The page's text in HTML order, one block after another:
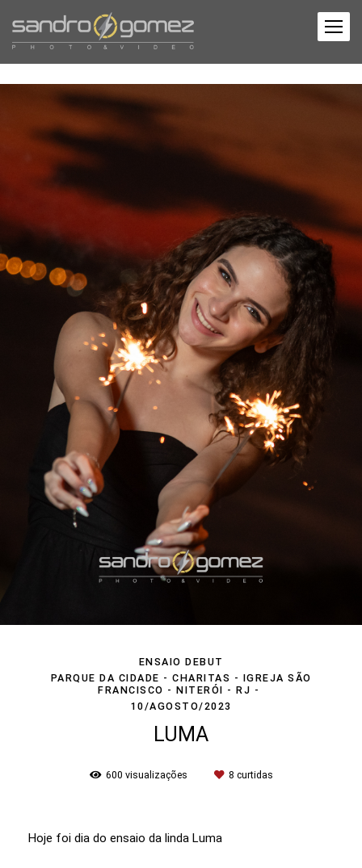
ENSAIO DEBUT
PARQUE DA CIDADE - CHARITAS - IGREJA SÃO
FRANCISCO - NITERÓI - RJ
10/AGOSTO/2023
LUMA
600 visualizações 8 curtidas
Hoje foi dia do ensaio da linda Luma